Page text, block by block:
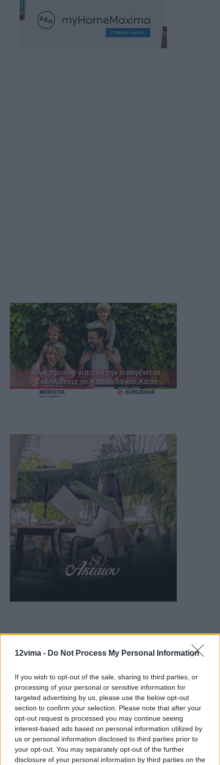
12vima - Do Not Process My Personal Information
If you wish to opt-out of the sale, sharing to third parties, or
processing of your personal or sensitive information for
targeted advertising by us, please use the below opt-out
section to confirm your selection. Please note that after your
opt-out request is processed you may continue seeing
interest-based ads based on personal information utilized by
us or personal information disclosed to third parties prior to
your opt-out. You may separately opt-out of the further
disclosure of your personal information by third parties on the